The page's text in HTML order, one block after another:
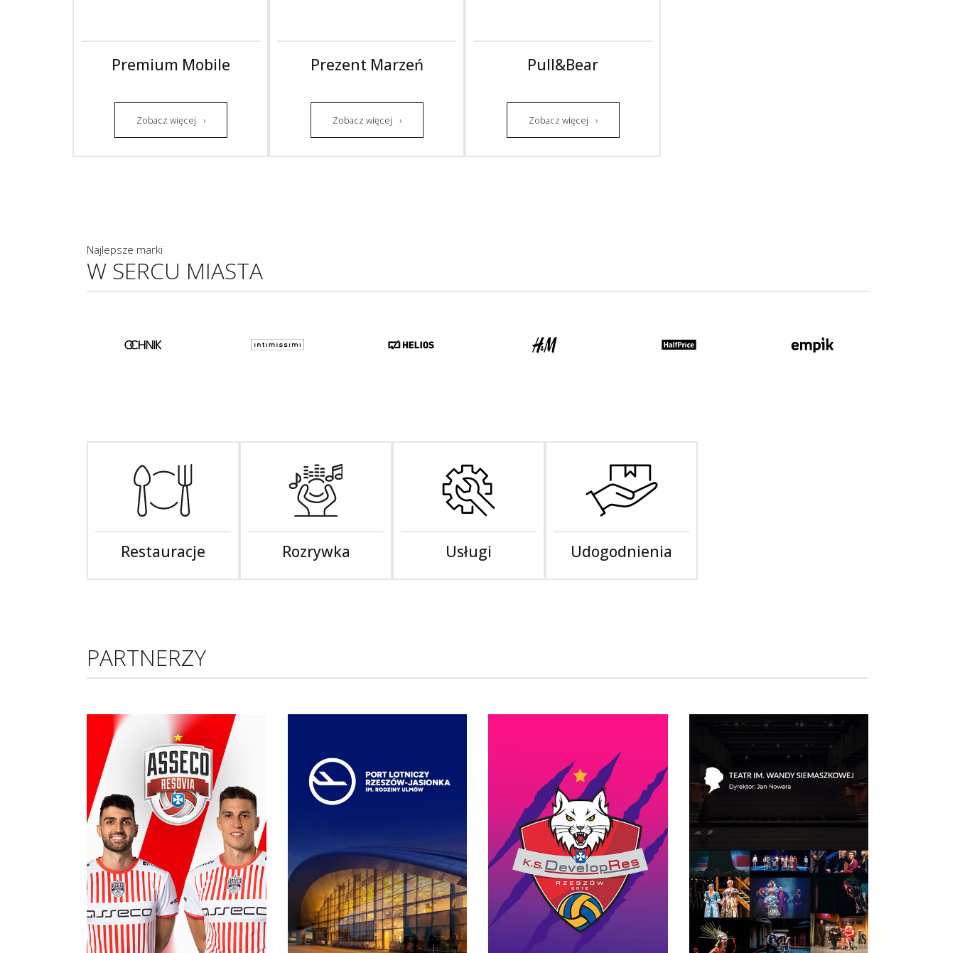
Premium Mobile
Zobacz więcej
Prezent Marzeń
Zobacz więcej
Pull&Bear
Zobacz więcej
Najlepsze marki
W SERCU MIASTA
Restauracje Rozrywka Usługi Udogodnienia
PARTNERZY